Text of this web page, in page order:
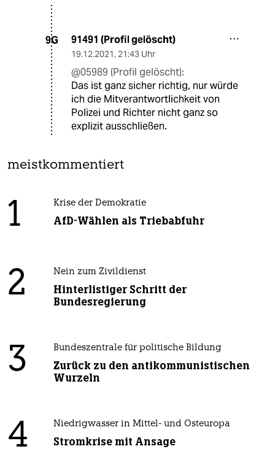
9G 91491 (Profil gelöscht)
19.12.2021, 21:43 Uhr
@05989 (Profil gelöscht):
Das ist ganz sicher richtig, nur würde
ich die Mitverantwortlichkeit von
Polizei und Richter nicht ganz so
explizit ausschließen.
meistkommentiert
1 Krise der Demokratie
AfD-Wählen als Triebabfuhr
2 Nein zum Zivildienst
Hinterlistiger Schritt der
Bundesregierung
3 Bundeszentrale für politische Bildung
Zurück zu den antikommunistischen
Wurzeln
4 Niedrigwasser in Mittel- und Osteuropa
Stromkrise mit Ansage